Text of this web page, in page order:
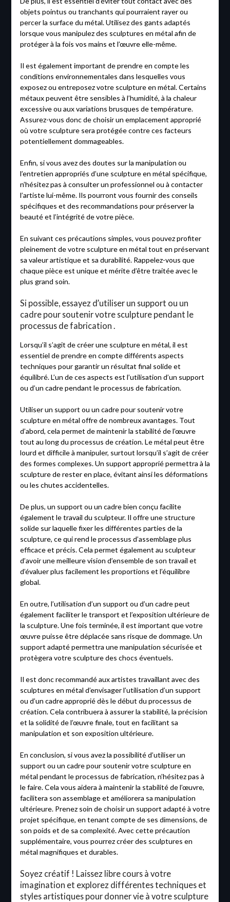
objets pointus ou tranchants qui pourraient rayer ou
percer la surface du métal. Utilisez des gants adaptés
lorsque vous manipulez des sculptures en métal afin de
protéger à la fois vos mains et l’œuvre elle-même.
Il est également important de prendre en compte les
conditions environnementales dans lesquelles vous
exposez ou entreposez votre sculpture en métal. Certains
métaux peuvent être sensibles à l’humidité, à la chaleur
excessive ou aux variations brusques de température.
Assurez-vous donc de choisir un emplacement approprié
où votre sculpture sera protégée contre ces facteurs
potentiellement dommageables.
Enfin, si vous avez des doutes sur la manipulation ou
l’entretien appropriés d’une sculpture en métal spécifique,
n’hésitez pas à consulter un professionnel ou à contacter
l’artiste lui-même. Ils pourront vous fournir des conseils
spécifiques et des recommandations pour préserver la
beauté et l’intégrité de votre pièce.
En suivant ces précautions simples, vous pouvez profiter
pleinement de votre sculpture en métal tout en préservant
sa valeur artistique et sa durabilité. Rappelez-vous que
chaque pièce est unique et mérite d’être traitée avec le
plus grand soin.
Si possible, essayez d’utiliser un support ou un
cadre pour soutenir votre sculpture pendant le
processus de fabrication .
Lorsqu’il s’agit de créer une sculpture en métal, il est
essentiel de prendre en compte différents aspects
techniques pour garantir un résultat final solide et
équilibré. L’un de ces aspects est l’utilisation d’un support
ou d’un cadre pendant le processus de fabrication.
Utiliser un support ou un cadre pour soutenir votre
sculpture en métal offre de nombreux avantages. Tout
d’abord, cela permet de maintenir la stabilité de l’œuvre
tout au long du processus de création. Le métal peut être
lourd et difficile à manipuler, surtout lorsqu’il s’agit de créer
des formes complexes. Un support approprié permettra à la
sculpture de rester en place, évitant ainsi les déformations
ou les chutes accidentelles.
De plus, un support ou un cadre bien conçu facilite
également le travail du sculpteur. Il offre une structure
solide sur laquelle fixer les différentes parties de la
sculpture, ce qui rend le processus d’assemblage plus
efficace et précis. Cela permet également au sculpteur
d’avoir une meilleure vision d’ensemble de son travail et
d’évaluer plus facilement les proportions et l’équilibre
global.
En outre, l’utilisation d’un support ou d’un cadre peut
également faciliter le transport et l’exposition ultérieure de
la sculpture. Une fois terminée, il est important que votre
œuvre puisse être déplacée sans risque de dommage. Un
support adapté permettra une manipulation sécurisée et
protègera votre sculpture des chocs éventuels.
Il est donc recommandé aux artistes travaillant avec des
sculptures en métal d’envisager l’utilisation d’un support
ou d’un cadre approprié dès le début du processus de
création. Cela contribuera à assurer la stabilité, la précision
et la solidité de l’œuvre finale, tout en facilitant sa
manipulation et son exposition ultérieure.
En conclusion, si vous avez la possibilité d’utiliser un
support ou un cadre pour soutenir votre sculpture en
métal pendant le processus de fabrication, n’hésitez pas à
le faire. Cela vous aidera à maintenir la stabilité de l’œuvre,
facilitera son assemblage et améliorera sa manipulation
ultérieure. Prenez soin de choisir un support adapté à votre
projet spécifique, en tenant compte de ses dimensions, de
son poids et de sa complexité. Avec cette précaution
supplémentaire, vous pourrez créer des sculptures en
métal magnifiques et durables.
Soyez créatif ! Laissez libre cours à votre
imagination et explorez différentes techniques et
styles artistiques pour donner vie à votre sculpture